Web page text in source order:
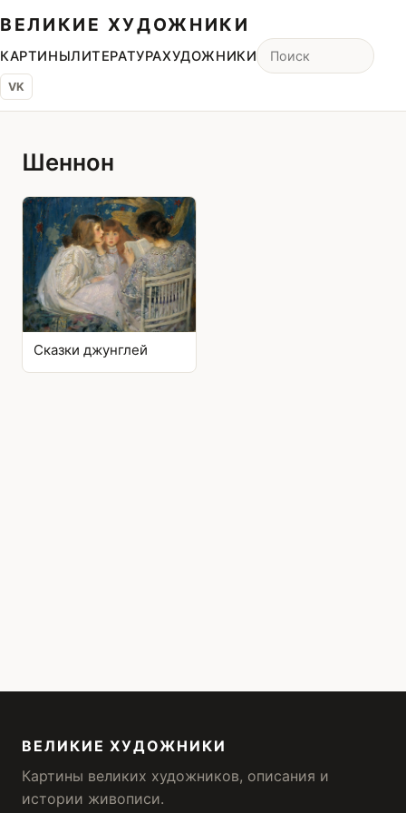
ВЕЛИКИЕ ХУДОЖНИКИ
КАРТИНЫЛИТЕРАТУРАХУДОЖНИКИ
VK
Шеннон
Сказки джунглей
ВЕЛИКИЕ ХУДОЖНИКИ
Картины великих художников, описания и
истории живописи.